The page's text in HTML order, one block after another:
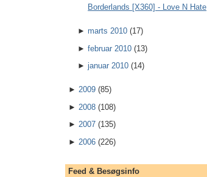
Borderlands [X360] - Love N Hate
►marts 2010 (17)
►februar 2010 (13)
►januar 2010 (14)
► 2009 (85)
► 2008 (108)
► 2007 (135)
► 2006 (226)
Feed & Besøgsinfo